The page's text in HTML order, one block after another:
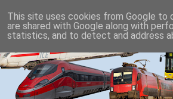
This site uses cookies from Google to
are shared with Google along with
statistics, and to detect and address